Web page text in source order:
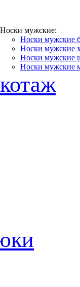
Носки мужские:
Носки мужские
Носки мужские
Носки мужские
Носки мужские